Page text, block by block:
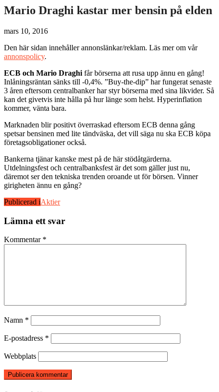
Mario Draghi kastar mer bensin på elden
mars 10, 2016
Den här sidan innehåller annonslänkar/reklam. Läs mer om vår
annonspolicy.
ECB och Mario Draghi får börserna att rusa upp ännu en gång!
Inlåningsräntan sänks till -0,4%. ”Buy-the-dip” har fungerat senaste
3 åren eftersom centralbanker har styr börserna med sina likvider. Så
kan det givetvis inte hålla på hur länge som helst. Hyperinflation
kommer, vänta bara.
Marknaden blir positivt överraskad eftersom ECB denna gång
spetsar bensinen med lite tändväska, det vill säga nu ska ECB köpa
företagsobligationer också.
Bankerna tjänar kanske mest på de här stödåtgärderna.
Utdelningsfest och centralbanksfest är det som gäller just nu,
däremot ser den tekniska trenden oroande ut för börsen. Vinner
girigheten ännu en gång?
Publicerad iAktier
Lämna ett svar
Kommentar *
Namn *
E-postadress *
Webbplats